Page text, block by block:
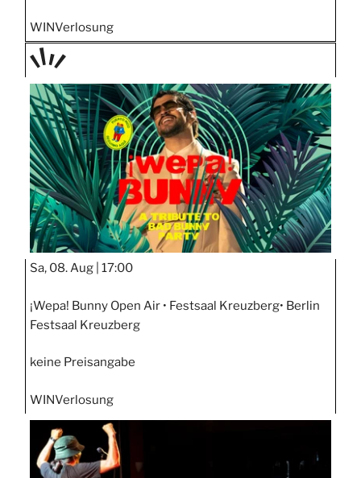
WINVerlosung
TAGE
STIPP
Sa, 08. Aug | 17:00
¡Wepa! Bunny Open Air • Festsaal Kreuzberg• Berlin
Festsaal Kreuzberg
keine Preisangabe
WINVerlosung